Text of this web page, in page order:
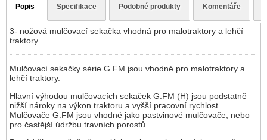
Popis Specifikace Podobné produkty Komentáře
3- nožová mulčovací sekačka vhodná pro malotraktory a lehčí
traktory
Mulčovací sekačky série G.FM jsou vhodné pro malotraktory a
lehčí traktory.
Hlavní výhodou mulčovacích sekaček G.FM (H) jsou podstatně
nižší nároky na výkon traktoru a vyšší pracovní rychlost.
Mulčovače G.FM jsou vhodné jako pastvinové mulčovače, nebo
pro častější údržbu travních porostů.